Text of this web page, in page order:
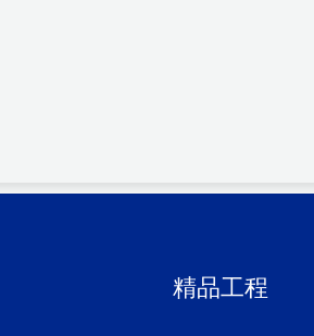
精品工程